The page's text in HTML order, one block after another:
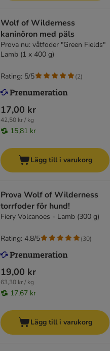
Wolf of Wilderness
kaninöron med päls
Prova nu: våtfoder "Green Fields"
Lamb (1 x 400 g)
17,00 kr
42,50 kr / kg
15,81 kr
Rating: 5/5 (2)
Lägg till i varukorg
Prova Wolf of Wilderness
torrfoder för hund!
Fiery Volcanoes - Lamb (300 g)
19,00 kr
63,30 kr / kg
17,67 kr
Rating: 4.8/5 (30)
Lägg till i varukorg